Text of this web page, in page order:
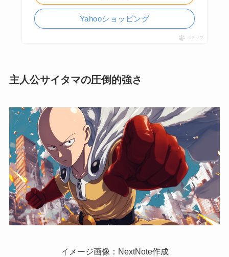
Yahooショッピング
ポチップ
主人公サイタマの圧倒的強さ
イメージ画像：NextNote作成